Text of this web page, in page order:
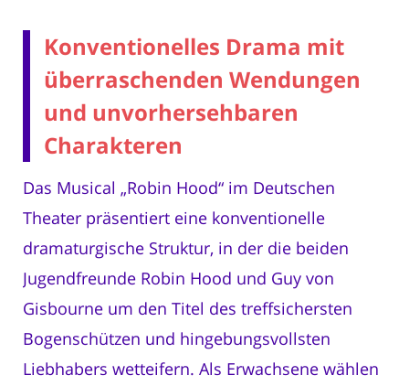
Konventionelles Drama mit
überraschenden Wendungen
und unvorhersehbaren
Charakteren
Das Musical „Robin Hood“ im Deutschen
Theater präsentiert eine konventionelle
dramaturgische Struktur, in der die beiden
Jugendfreunde Robin Hood und Guy von
Gisbourne um den Titel des treffsichersten
Bogenschützen und hingebungsvollsten
Liebhabers wetteifern. Als Erwachsene wählen